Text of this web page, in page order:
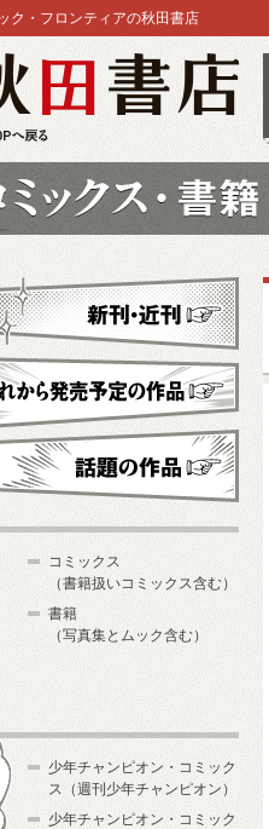
ク・フロンティアの秋田書店
近刊
ら発売予定
コミックス
（書籍扱いコミックス含む）
書籍
（写真集とムック含む）
少年チャンピオン・コミック
ス（週刊少年チャンピオン）
少年チャンピオン・コミック